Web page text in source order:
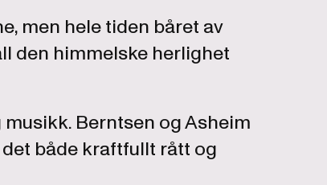
men hele tiden båret av
den himmelske herlighet
Berntsen og Asheim
både kraftfullt rått og